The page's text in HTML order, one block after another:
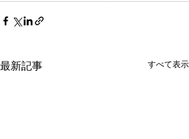
最新記事 すべて表示